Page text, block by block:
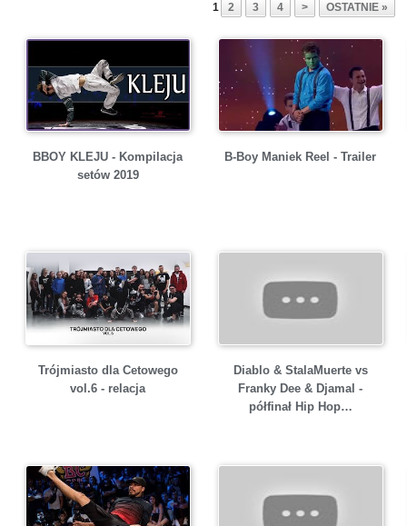
1 2 3 4 > OSTATNIE »
BBOY KLEJU - Kompilacja
setów 2019
B-Boy Maniek Reel - Trailer
Trójmiasto dla Cetowego
vol.6 - relacja
Diablo & StalaMuerte vs
Franky Dee & Djamal -
półfinał Hip Hop…